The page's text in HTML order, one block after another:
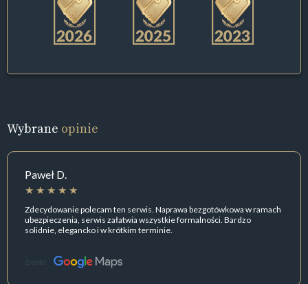
Wybrane opinie
Paweł D.
Zdecydowanie polecam ten serwis. Naprawa bezgotówkowa w ramach
ubezpieczenia, serwis załatwia wszystkie formalności. Bardzo
solidnie, elegancko i w krótkim terminie.
Źródło: